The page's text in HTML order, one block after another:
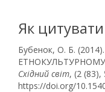
Як цитувати
Бубенок, О. Б.
ЕТНОКУЛЬТУРНОМУ
Східний світ, (2 (83),
https://doi.org/